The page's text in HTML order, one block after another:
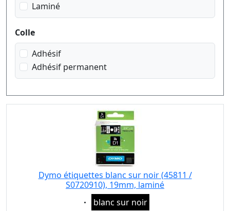
Laminé
Colle
Adhésif
Adhésif permanent
Dymo étiquettes blanc sur noir (45811 /
S0720910), 19mm, laminé
Eigenschaft:
blanc sur noir